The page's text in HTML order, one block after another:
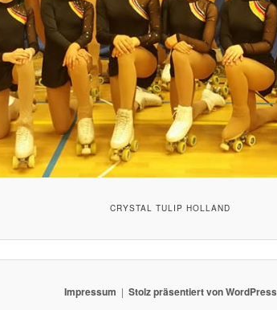
CRYSTAL TULIP HOLLAND
Impressum Stolz präsentiert von WordPress